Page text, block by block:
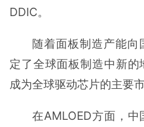
DDIC。
随着面板制造产能向
定了全球面板制造中新
成为全球驱动芯片的主要市
在AMLOED方面，